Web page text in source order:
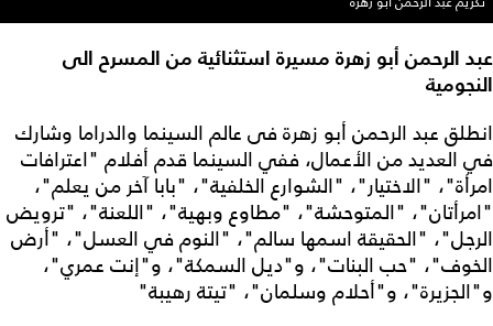
عبد الرحمن أبو زهرة مسيرة استثنائية من المسرح الى
النجومية
انطلق عبد الرحمن أبو زهرة فى عالم السينما والدراما وشارك
في العديد من الأعمال، ففي السينما قدم أفلام "اعترافات
امرأة"، "الاختيار"، "الشوارع الخلفية"، "بابا آخر من يعلم"،
"امرأتان"، "المتوحشة"، "مطاوع وبهية"، "اللعنة"، "ترويض
الرجل"، "الحقيقة اسمها سالم"، "النوم في العسل"، "أرض
الخوف"، "حب البنات"، و"ديل السمكة"، و"إنت عمري"،
و"الجزيرة"، و"أحلام وسلمان"، "تيتة رهيبة"